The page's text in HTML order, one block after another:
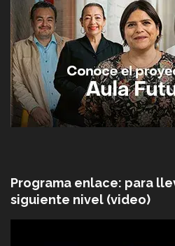
Programa enlace: para
siguiente nivel (video)